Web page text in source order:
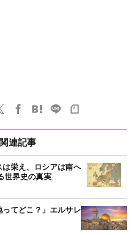
連記事
は栄え、ロシアは南へ
世界史の真実
ってどこ？」エルサレ